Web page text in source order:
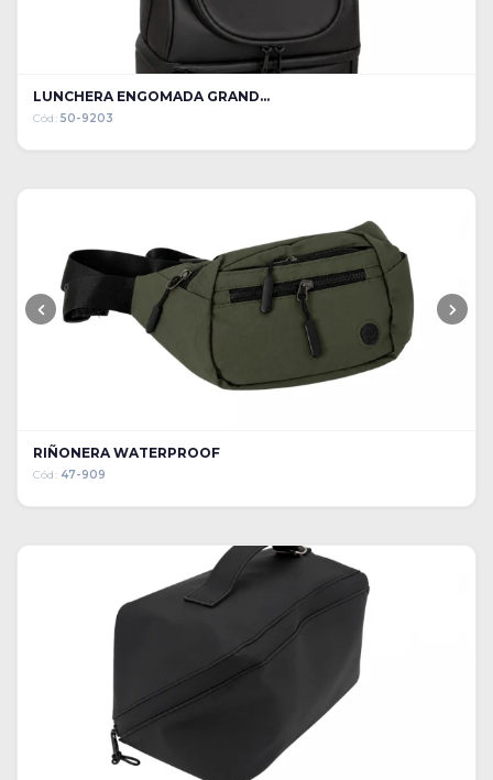
LUNCHERA ENGOMADA GRAND...
Cód: 50-9203
RIÑONERA WATERPROOF
Cód: 47-909